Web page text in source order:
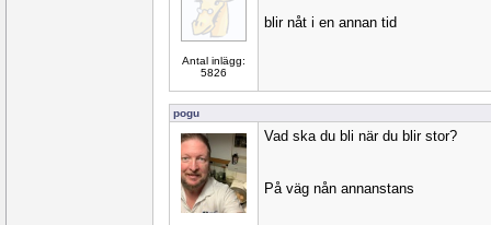
Antal inlägg:
5826
blir nåt i en annan tid
pogu
Vad ska du bli när du blir stor?
På väg nån annanstans